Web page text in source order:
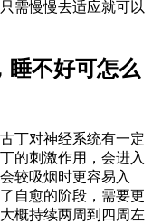
需慢慢去适应就可以
睡不好可怎么
丁对神经系统有一定
的刺激作用，会进入
较吸烟时更容易入
自愈的阶段，需要更
概持续两周到四周左